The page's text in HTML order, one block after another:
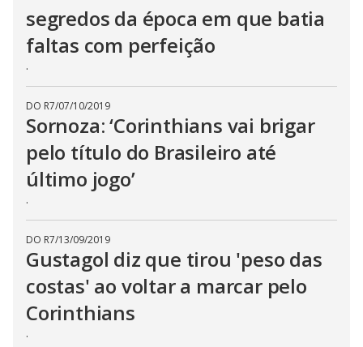
segredos da época em que batia
faltas com perfeição
.
DO R7/07/10/2019
Sornoza: ‘Corinthians vai brigar
pelo título do Brasileiro até
último jogo’
.
DO R7/13/09/2019
Gustagol diz que tirou 'peso das
costas' ao voltar a marcar pelo
Corinthians
.